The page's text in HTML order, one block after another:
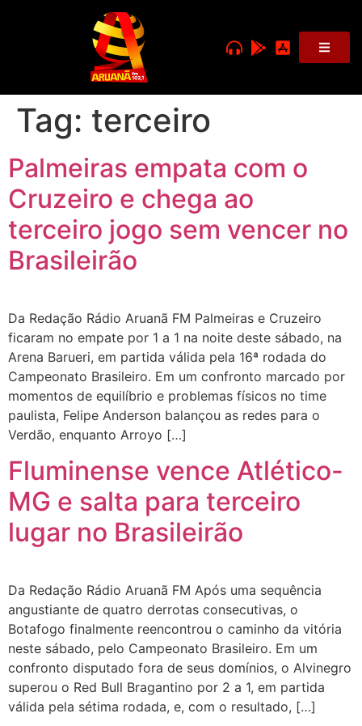
Tag: terceiro
Palmeiras empata com o
Cruzeiro e chega ao
terceiro jogo sem vencer no
Brasileirão
Da Redação Rádio Aruanã FM Palmeiras e Cruzeiro
ficaram no empate por 1 a 1 na noite deste sábado, na
Arena Barueri, em partida válida pela 16ª rodada do
Campeonato Brasileiro. Em um confronto marcado por
momentos de equilíbrio e problemas físicos no time
paulista, Felipe Anderson balançou as redes para o
Verdão, enquanto Arroyo […]
Fluminense vence Atlético-
MG e salta para terceiro
lugar no Brasileirão
Da Redação Rádio Aruanã FM Após uma sequência
angustiante de quatro derrotas consecutivas, o
Botafogo finalmente reencontrou o caminho da vitória
neste sábado, pelo Campeonato Brasileiro. Em um
confronto disputado fora de seus domínios, o Alvinegro
superou o Red Bull Bragantino por 2 a 1, em partida
válida pela sétima rodada, e, com o resultado, […]